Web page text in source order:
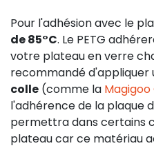
Pour l'adhésion avec le
de 85°C. Le PETG
votre plateau en verre
recommandé d'appliquer
colle (comme la
l'adhérence de la plaque
permettra dans certains
plateau car ce matériau